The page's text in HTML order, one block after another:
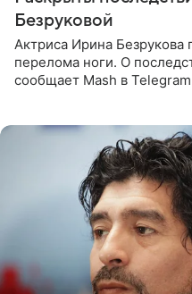
Безруковой
Актриса Ирина Безрукова
перелома ноги. О
сообщает Mash в